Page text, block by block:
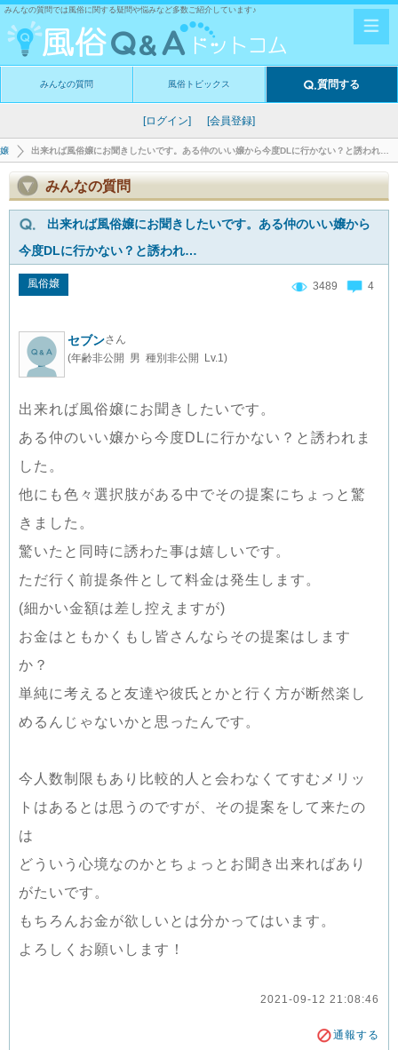
みんなの質問では風俗に関する疑問や悩みなど多数ご紹介しています♪
みんなの質問 風俗トピックス 質問する
[ログイン] [会員登録]
出来れば風俗嬢にお聞きしたいです。ある仲のいい嬢から今度DLに行かない？と誘われ…
みんなの質問
出来れば風俗嬢にお聞きしたいです。ある仲のいい嬢から
今度DLに行かない？と誘われ…
風俗嬢 3489 4
セブンさん
(年齢非公開 男 種別非公開 Lv.1)
出来れば風俗嬢にお聞きしたいです。
ある仲のいい嬢から今度DLに行かない？と誘われま
した。
他にも色々選択肢がある中でその提案にちょっと驚
きました。
驚いたと同時に誘わた事は嬉しいです。
ただ行く前提条件として料金は発生します。
(細かい金額は差し控えますが)
お金はともかくもし皆さんならその提案はします
か？
単純に考えると友達や彼氏とかと行く方が断然楽し
めるんじゃないかと思ったんです。
今人数制限もあり比較的人と会わなくてすむメリッ
トはあるとは思うのですが、その提案をして来たの
は
どういう心境なのかとちょっとお聞き出来ればあり
がたいです。
もちろんお金が欲しいとは分かってはいます。
よろしくお願いします！
2021-09-12 21:08:46
通報する